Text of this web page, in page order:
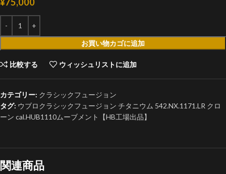
お買い物カゴに追加
比較する ウィッシュリストに追加
カテゴリー: クラシックフュージョン
タグ: ウブロクラシックフュージョン チタニウム 542.NX.1171.LR クロ
ーン cal.HUB1110ムーブメント【HB工場出品】
関連商品